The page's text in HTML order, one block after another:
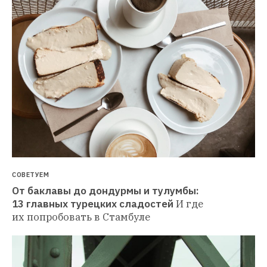
СОВЕТУЕМ
От баклавы до дондурмы и тулумбы:
13 главных турецких сладостей И где
их попробовать в Стамбуле